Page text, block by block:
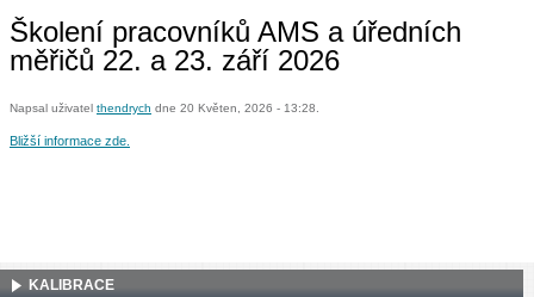
Školení pracovníků AMS a úředních
měřičů 22. a 23. září 2026
Napsal uživatel thendrych dne 20 Květen, 2026 - 13:28.
Bližší informace zde.
KALIBRACE